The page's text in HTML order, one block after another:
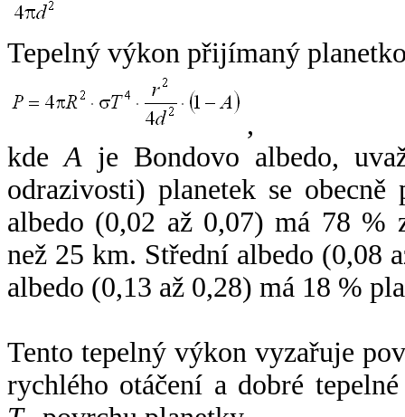
Tepelný výkon přijímaný
,
kdeA je Bondovo albedo,
odrazivosti) planetek se
albedo (0,02 až 0,07) má 78 %
než 25 km. Střední albedo (0,08
albedo (0,13 až 0,28) má 18 %
Tento tepelný výkon vyzařuje
rychlého otáčení a dobré